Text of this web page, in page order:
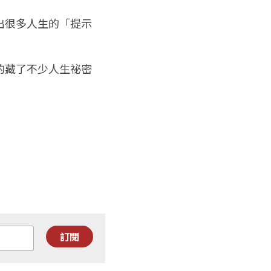
多人生的「提示
藏了不少人生祕密
訂閱